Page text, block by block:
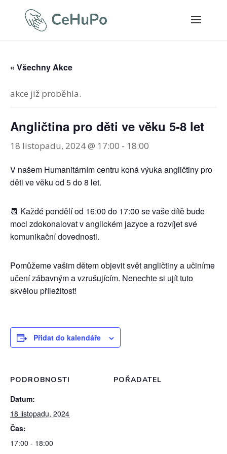
« Všechny Akce
akce již proběhla.
Angličtina pro děti ve věku 5-8 let
18 listopadu, 2024 @ 17:00 - 18:00
V našem Humanitárním centru koná výuka angličtiny pro
děti ve věku od 5 do 8 let.
📆 Každé pondělí od 16:00 do 17:00 se vaše dítě bude
moci zdokonalovat v anglickém jazyce a rozvíjet své
komunikační dovednosti.
Pomůžeme vašim dětem objevit svět angličtiny a učiníme
učení zábavným a vzrušujícím. Nenechte si ujít tuto
skvělou příležitost!
Přidat do kalendáře
PODROBNOSTI
Datum:
18 listopadu, 2024
Čas:
17:00 - 18:00
POŘADATEL